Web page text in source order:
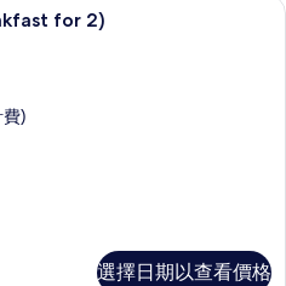
for 2)
)
選擇日期以查看價格